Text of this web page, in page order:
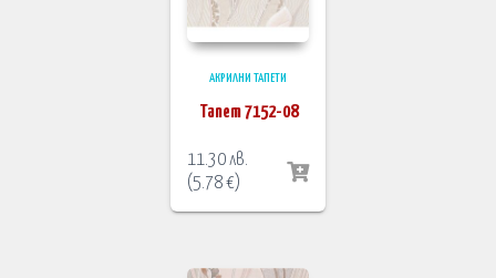
АКРИЛНИ ТАПЕТИ
Тапет 7152-08
11.30лв.
(5.78€)